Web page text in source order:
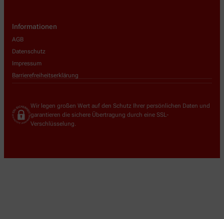
Informationen
AGB
Datenschutz
Impressum
Barrierefreiheitserklärung
Wir legen großen Wert auf den Schutz Ihrer persönlichen Daten und
garantieren die sichere Übertragung durch eine SSL-
Verschlüsselung.